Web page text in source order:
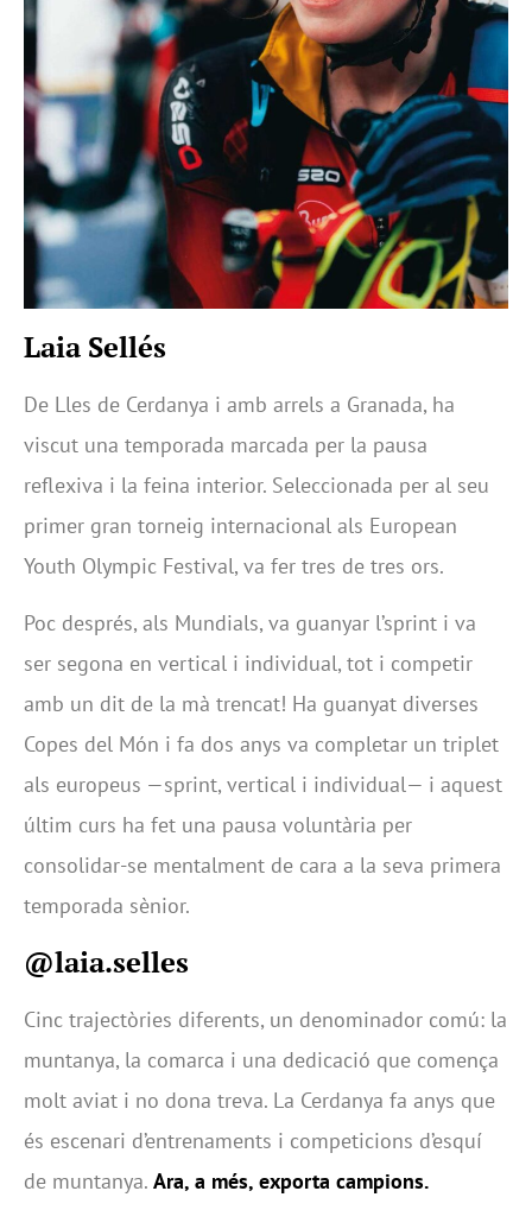
Laia Sellés
De Lles de Cerdanya i amb arrels a Granada, ha
viscut una temporada marcada per la pausa
reflexiva i la feina interior. Seleccionada per al seu
primer gran torneig internacional als European
Youth Olympic Festival, va fer tres de tres ors.
Poc després, als Mundials, va guanyar l’sprint i va
ser segona en vertical i individual, tot i competir
amb un dit de la mà trencat! Ha guanyat diverses
Copes del Món i fa dos anys va completar un triplet
als europeus —sprint, vertical i individual— i aquest
últim curs ha fet una pausa voluntària per
consolidar-se mentalment de cara a la seva primera
temporada sènior.
@laia.selles
Cinc trajectòries diferents, un denominador comú: la
muntanya, la comarca i una dedicació que comença
molt aviat i no dona treva. La Cerdanya fa anys que
és escenari d’entrenaments i competicions d’esquí
de muntanya. Ara, a més, exporta campions.